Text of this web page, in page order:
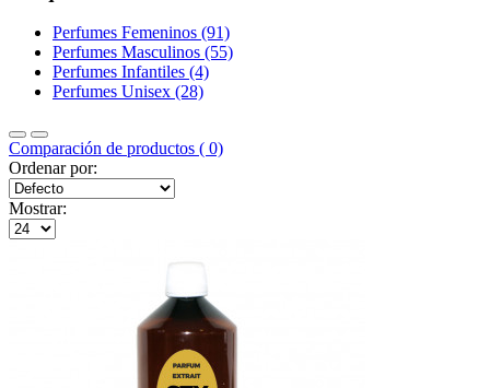
Perfumes Femeninos (91)
Perfumes Masculinos (55)
Perfumes Infantiles (4)
Perfumes Unisex (28)
Comparación de productos ( 0)
Ordenar por:
Mostrar: